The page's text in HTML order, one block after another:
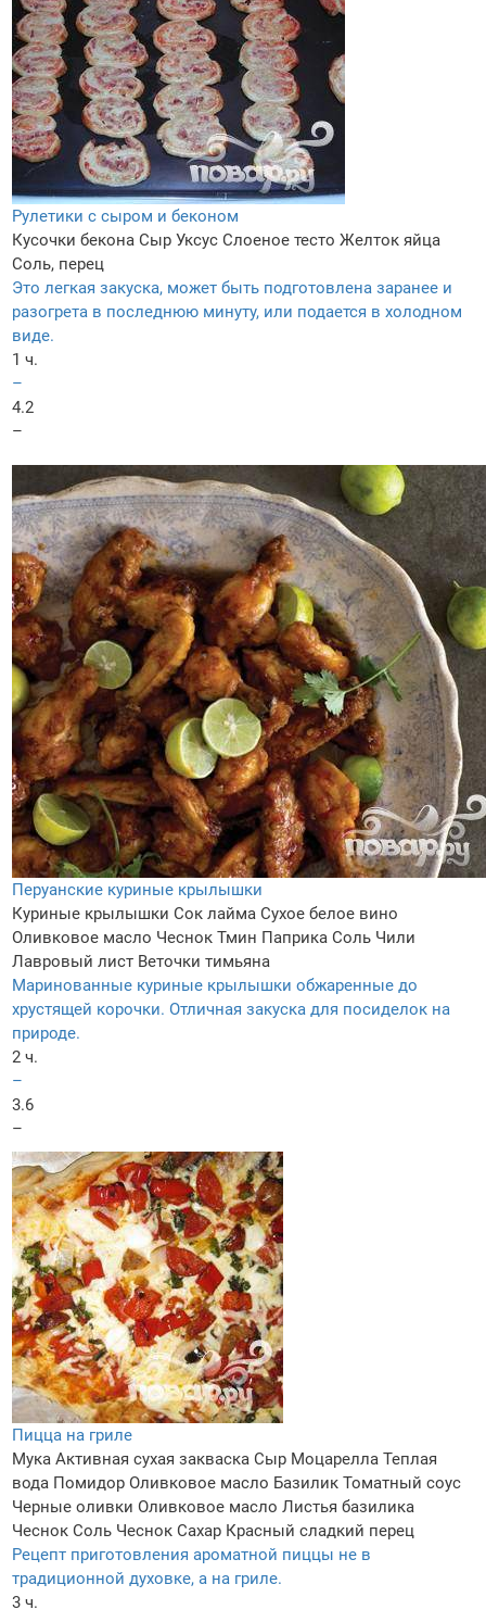
Рулетики с сыром и беконом
Кусочки бекона Сыр Уксус Слоеное тесто Желток яйца
Соль, перец
Это легкая закуска, может быть подготовлена заранее и
разогрета в последнюю минуту, или подается в холодном
виде.
1 ч.
–
4.2
–
Перуанские куриные крылышки
Куриные крылышки Сок лайма Сухое белое вино
Оливковое масло Чеснок Тмин Паприка Соль Чили
Лавровый лист Веточки тимьяна
Маринованные куриные крылышки обжаренные до
хрустящей корочки. Отличная закуска для посиделок на
природе.
2 ч.
–
3.6
–
Пицца на гриле
Мука Активная сухая закваска Сыр Моцарелла Теплая
вода Помидор Оливковое масло Базилик Томатный соус
Черные оливки Оливковое масло Листья базилика
Чеснок Соль Чеснок Сахар Красный сладкий перец
Рецепт приготовления ароматной пиццы не в
традиционной духовке, а на гриле.
3 ч.